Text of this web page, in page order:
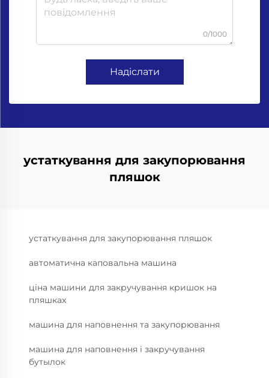
0/1000
Надіслати
устаткування для закупорювання
пляшок
устаткування для закупорювання пляшок
автоматична каповальна машина
ціна машини для закручування кришок на
пляшках
машина для наповнення та закупорювання
машина для наповнення і закручування
бутылок